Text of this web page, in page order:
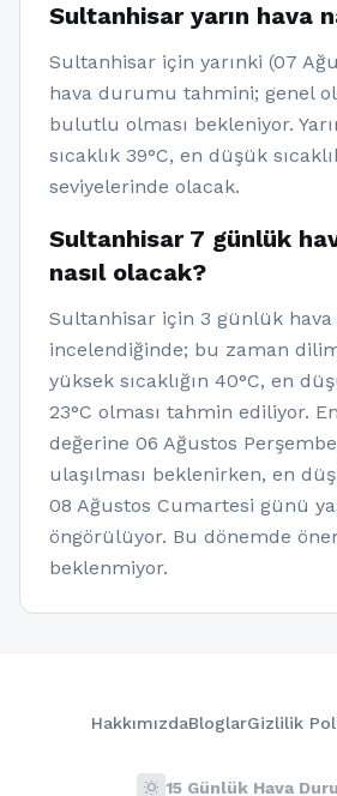
Sultanhisar yarın hava
Sultanhisar için yarınki (07
hava durumu tahmini; genel
bulutlu olması bekleniyor.
sıcaklık 39°C, en düşük
seviyelerinde olacak.
Sultanhisar 7 günlük
nasıl olacak?
Sultanhisar için 3 günlük
incelendiğinde; bu zaman
yüksek sıcaklığın 40°C, en
23°C olması tahmin ediliyor.
değerine 06 Ağustos
ulaşılması beklenirken, en
08 Ağustos Cumartesi günü
öngörülüyor. Bu dönemde
beklenmiyor.
HakkımızdaBloglarGizlilik
wb_sunny 15 Günlük Hava